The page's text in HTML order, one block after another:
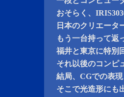
おそらく、
日本のクリエータ
もう一台持って返
福井と東京に特別
それ以後のコンピ
結局、CGでの表現
そこで光造形にも